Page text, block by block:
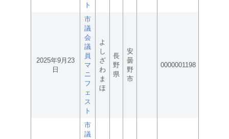
ト
2025年9月23
日
市
議
会
議
員
マ
ニ
フ
ェ
ス
ト
よ
し
ざ
わ
ま
ほ
長
野
県
安
曇
野
市
0000001198
市
議